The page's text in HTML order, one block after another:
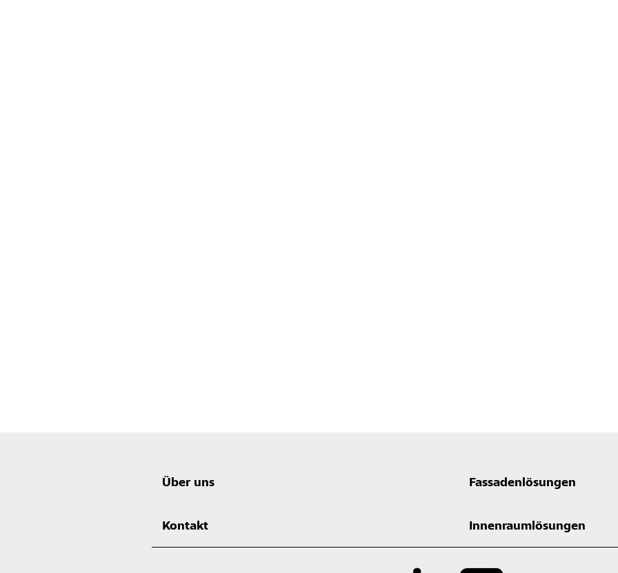
Über uns Fassadenlösungen
Kontakt Innenraumlösungen